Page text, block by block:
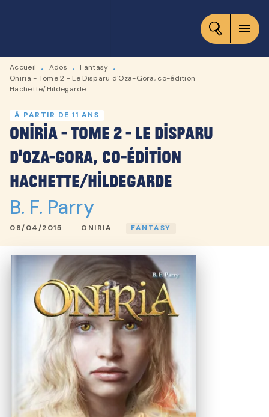
CONTENU
menu
Accueil • Ados • Fantasy •
Oniria - Tome 2 - Le Disparu d'Oza-Gora, co-édition
Hachette/Hildegarde
À PARTIR DE 11 ANS
Oniria - Tome 2 - Le Disparu
d'Oza-Gora, co-édition
Hachette/Hildegarde
B. F. Parry
08/04/2015 ONIRIA FANTASY